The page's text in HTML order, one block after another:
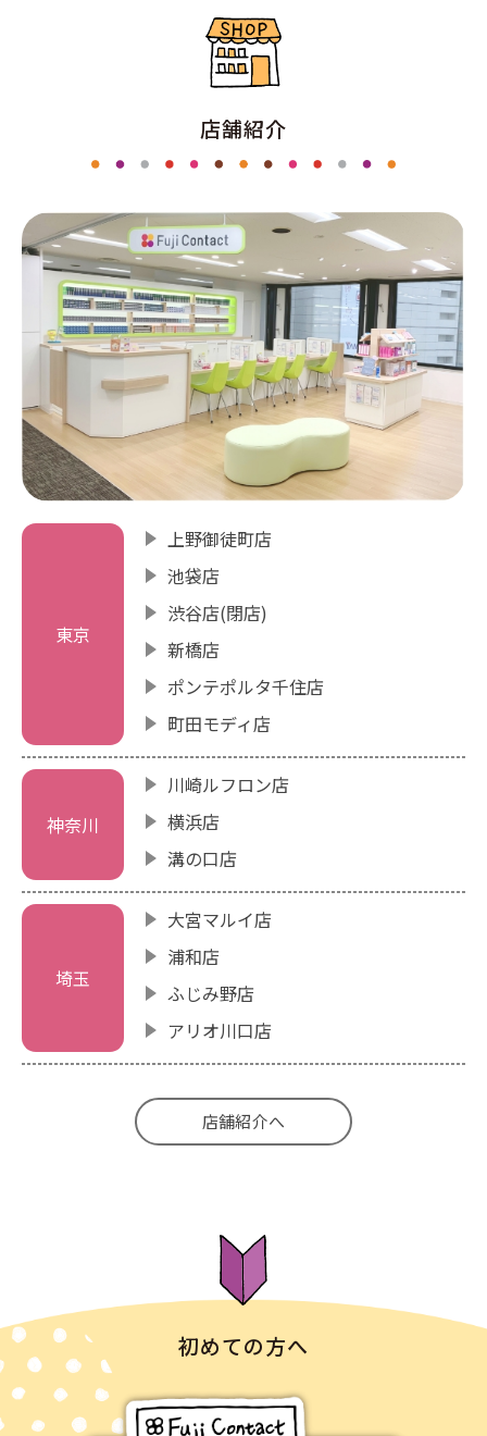
店舗紹介
東京
上野御徒町店
池袋店
渋谷店(閉店)
新橋店
ポンテポルタ千住店
町田モディ店
神奈川
川崎ルフロン店
横浜店
溝の口店
埼玉
大宮マルイ店
浦和店
ふじみ野店
アリオ川口店
店舗紹介へ
初めての方へ